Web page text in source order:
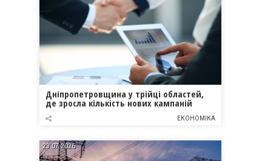
Дніпропетровщина у трійці областей,
де зросла кількість нових кампаній
ЕКОНОМІКА
23.07.2026